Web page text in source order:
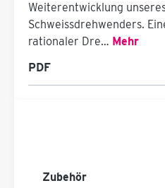
Weiterentwicklung
Schweissdrehwenders.
rationaler Dre… Mehr
PDF
Zubehör